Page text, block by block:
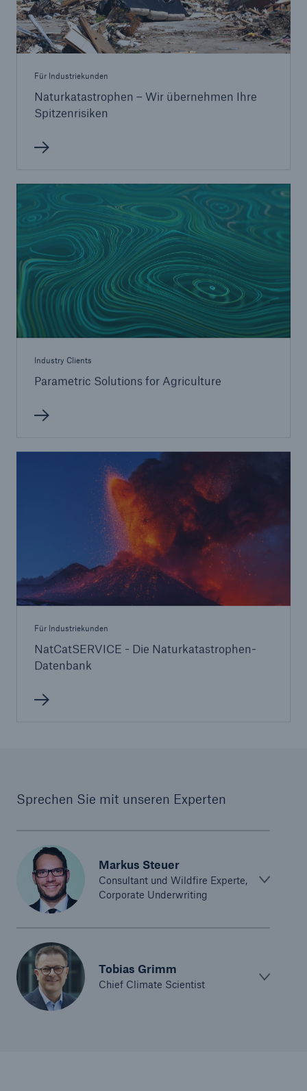
Für Industriekunden
Naturkatastrophen – Wir übernehmen Ihre
Spitzenrisiken
Industry Clients
Parametric Solutions for Agriculture
Für Industriekunden
NatCatSERVICE - Die Naturkatastrophen-
Datenbank
Sprechen Sie mit unseren Experten
Markus Steuer
Consultant und Wildfire Experte,
Corporate Underwriting
Tobias Grimm
Chief Climate Scientist